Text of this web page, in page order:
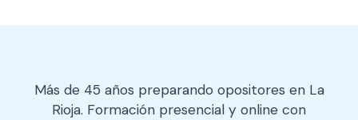
r
G
Más de 45 años preparando opositores en La
Rioja. Formación presencial y online con